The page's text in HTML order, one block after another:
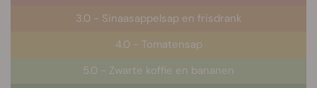
3.0 - Sinaasappelsap en frisdrank
4.0 - Tomatensap
5.0 - Zwarte koffie en bananen